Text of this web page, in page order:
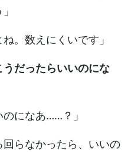
。数えにくいです」
うだったらいいのにな
のになあ……？」
回らなかったら、いいの